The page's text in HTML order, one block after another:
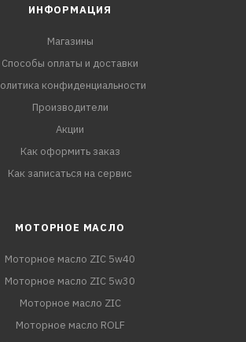
ИНФОРМАЦИЯ
Магазины
Способы оплаты и доставки
конфиденциальности
Производители
Акции
Как оформить заказ
Как записаться на сервис
МОТОРНОЕ МАСЛО
Моторное масло ZIC 5w40
Моторное масло ZIC 5w30
Моторное масло ZIC
Моторное масло ROLF